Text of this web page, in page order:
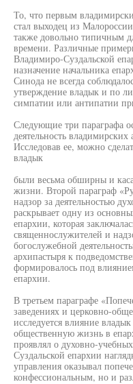
То, что первым
стал выходец из
также довольно типичным
времени. Различные
Владимиро-Суздальской
назначение начальника
Синода не всегда
утверждение владык и по
симпатии или антипатии
Следующие три параграфа
деятельность
Исследовав ее, можно
владык
были весьма обширны и
жизни. Второй параграф
надзор за деятельностью
раскрывает одну из
епархии, которая
священнослужителей и
богослужебной
архипастыря к
формировалось под
епархии.
В третьем параграфе
заведениях и церковно-
исследуется влияние
общественную жизнь в
проявлял о духовно-
Суздальской епархии
управления оказывал
конфессиональным, но и